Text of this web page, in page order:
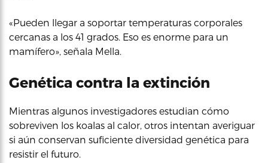
«Pueden llegar a soportar temperaturas corporales
cercanas a los 41 grados. Eso es enorme para un
mamífero», señala Mella.
Genética contra la extinción
Mientras algunos investigadores estudian cómo
sobreviven los koalas al calor, otros intentan averiguar
si aún conservan suficiente diversidad genética para
resistir el futuro.